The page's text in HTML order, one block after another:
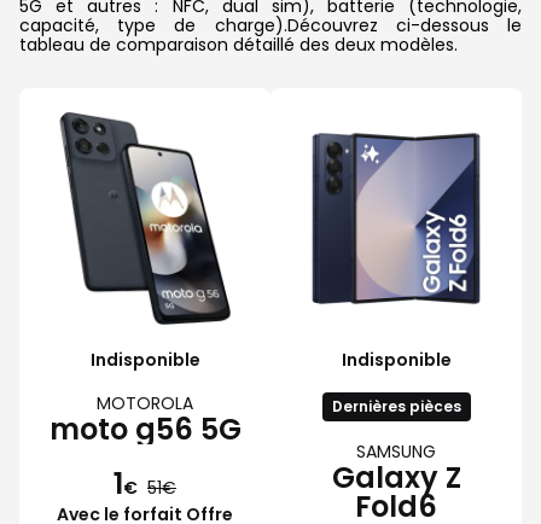
5G et autres : NFC, dual sim), batterie (technologie,
capacité, type de charge).Découvrez ci-dessous le
tableau de comparaison détaillé des deux modèles.
Indisponible
MOTOROLA
moto g56 5G
1€ 51
Avec le forfait Offre
Indisponible
Dernières pièces
SAMSUNG
Galaxy Z
Fold6